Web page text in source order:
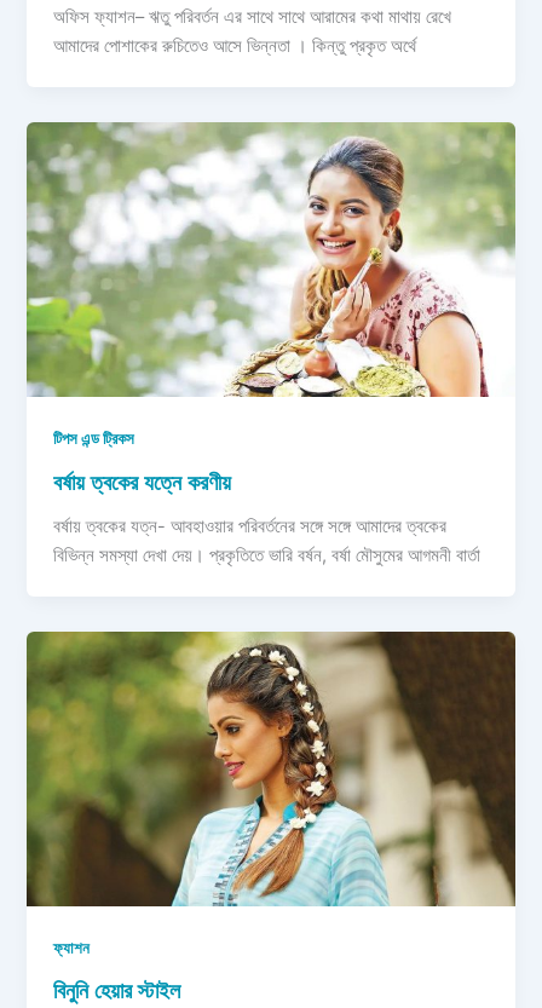
অফিস ফ্যাশন– ঋতু পরিবর্তন এর সাথে সাথে আরামের কথা মাথায় রেখে
আমাদের পোশাকের রুচিতেও আসে ভিন্নতা । কিন্তু প্রকৃত অর্থে
টিপস এন্ড ট্রিকস
বর্ষায় ত্বকের যত্নে করণীয়
বর্ষায় ত্বকের যত্ন- আবহাওয়ার পরিবর্তনের সঙ্গে সঙ্গে আমাদের ত্বকের
বিভিন্ন সমস্যা দেখা দেয়। প্রকৃতিতে ভারি বর্ষন, বর্ষা মৌসুমের আগমনী বার্তা
ফ্যাশন
বিনুনি হেয়ার স্টাইল